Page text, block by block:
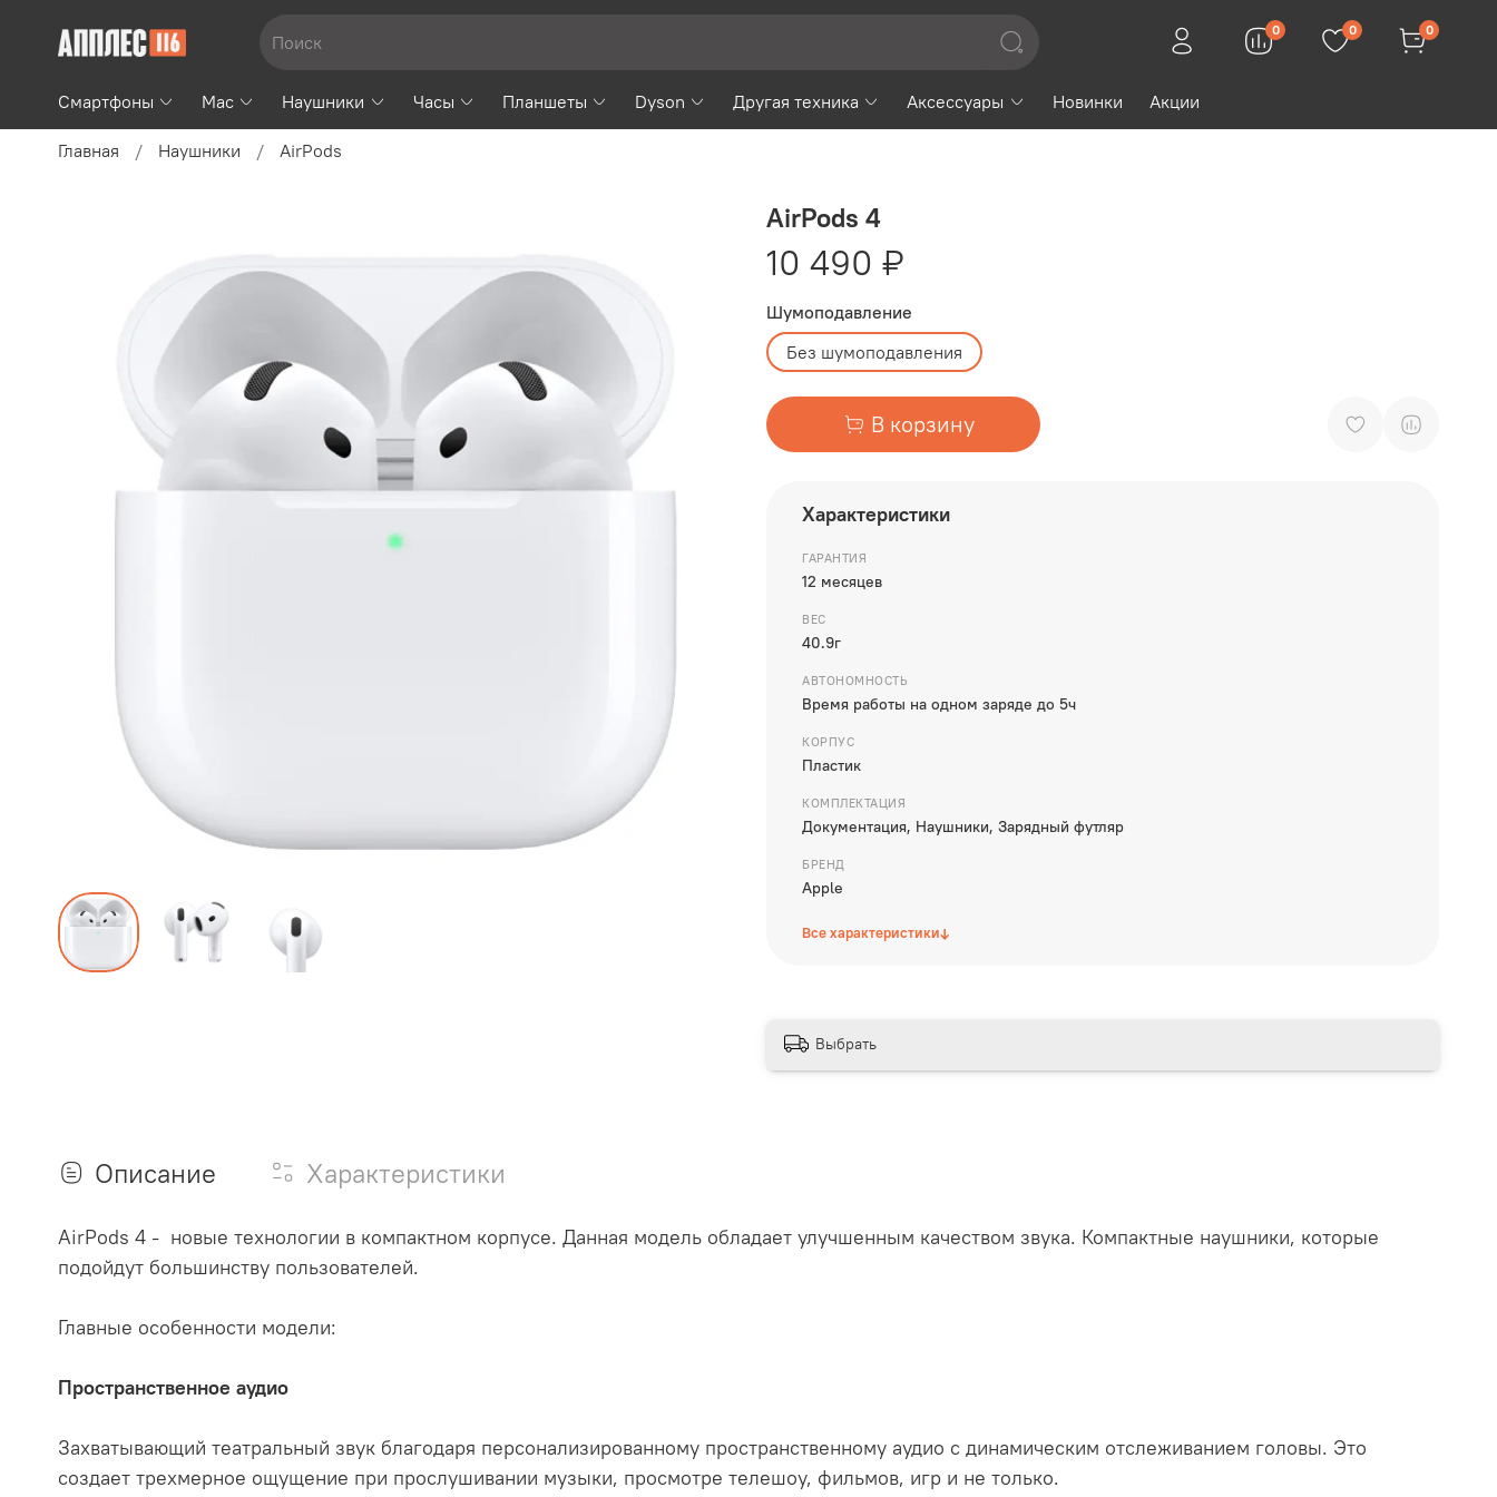
0 0 0
Смартфоны Mac Наушники Часы Планшеты Dyson Другая техника Аксессуары Новинки Акции
Главная Наушники AirPods
AirPods 4
10 490 ₽
Шумоподавление
Без шумоподавления
В корзину
Характеристики
ГАРАНТИЯ
12 месяцев
ВЕС
40.9г
АВТОНОМНОСТЬ
Время работы на одном заряде до 5ч
КОРПУС
Пластик
КОМПЛЕКТАЦИЯ
Документация, Наушники, Зарядный футляр
БРЕНД
Apple
Все характеристики↓
Выбрать
Описание Характеристики
AirPods 4 - новые технологии в компактном корпусе. Данная модель обладает улучшенным качеством звука. Компактные наушники, которые
подойдут большинству пользователей.
Главные особенности модели:
Пространственное аудио
Захватывающий театральный звук благодаря персонализированному пространственному аудио с динамическим отслеживанием головы. Это
создает трехмерное ощущение при прослушивании музыки, просмотре телешоу, фильмов, игр и не только.